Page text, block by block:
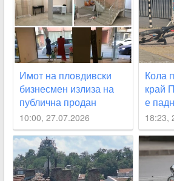
Имот на пловдивски
бизнесмен излиза на
публична продан
заради задължения
10:00, 27.07.2026
Кола
край
е
езика
18:23,